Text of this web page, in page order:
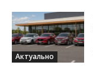
Актуально